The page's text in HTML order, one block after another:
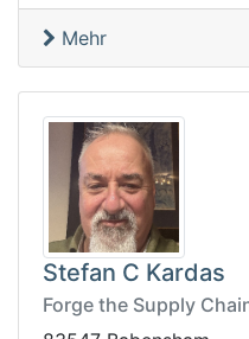
Mehr
Stefan C Kardas
Forge the Supply